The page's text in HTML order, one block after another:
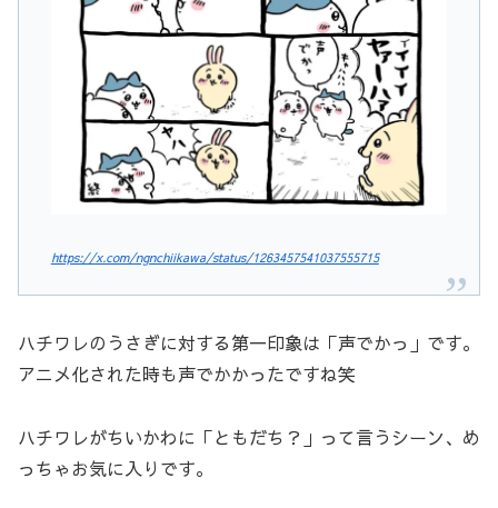
https://x.com/ngnchiikawa/status/1263457541037555715
ハチワレのうさぎに対する第一印象は「声でかっ」です。
アニメ化された時も声でかかったですね笑
ハチワレがちいかわに「ともだち？」って言うシーン、め
っちゃお気に入りです。